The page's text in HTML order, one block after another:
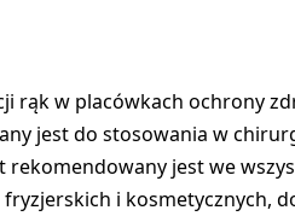
rąk w placówkach ochrony
jest do stosowania w
jest we
i kosmetycznych,